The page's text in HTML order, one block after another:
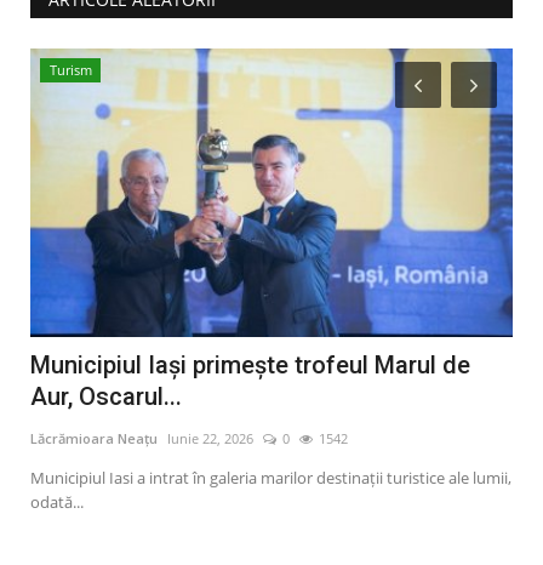
Turism
Municipiul Iaşi primeşte trofeul Marul de
Aur, Oscarul...
Lăcrămioara Neațu Iunie 22, 2026 0 1542
Municipiul Iasi a intrat în galeria marilor destinaţii turistice ale lumii,
odată...